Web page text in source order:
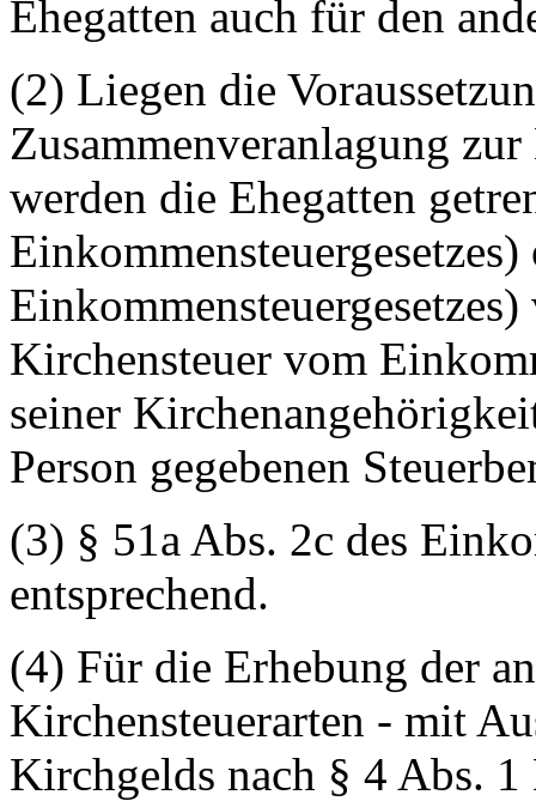
Ehegatten auch für den
(2) Liegen die
Zusammenveranlagung
werden die Ehegatten
Kirchensteuer vom
seiner
Person gegebenen
(3) § 51a Abs. 2c des
entsprechend.
(4) Für die Erhebung der
Kirchensteuerarten - mit
Kirchgelds nach § 4 Abs.